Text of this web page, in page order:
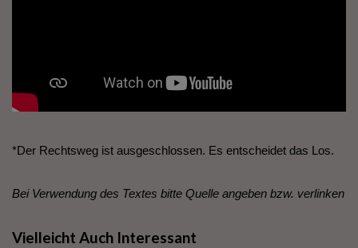
*Der Rechtsweg ist ausgeschlossen. Es entscheidet das Los.
Bei Verwendung des Textes bitte Quelle angeben bzw. verlinken
Vielleicht Auch Interessant